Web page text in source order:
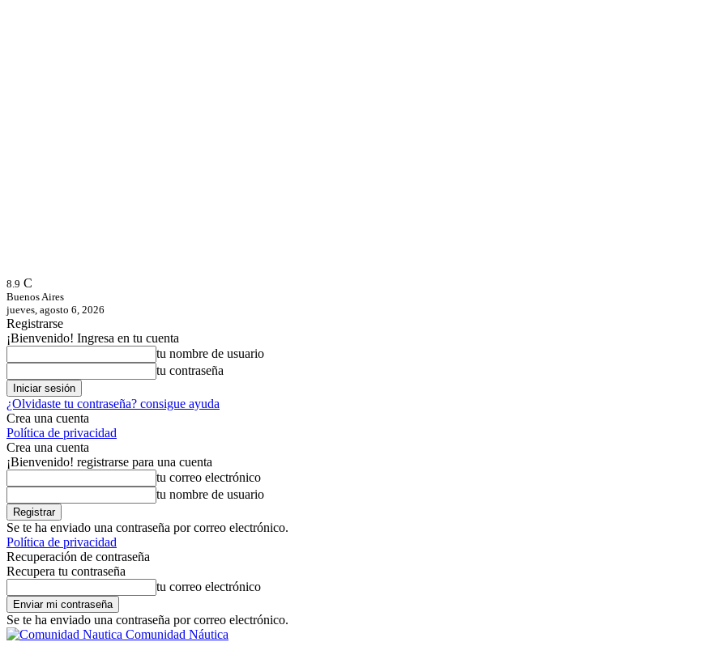
8.9 C
Buenos Aires
jueves, agosto 6, 2026
Registrarse
¡Bienvenido! Ingresa en tu cuenta
tu nombre de usuario
tu contraseña
¿Olvidaste tu contraseña? consigue ayuda
Crea una cuenta
Política de privacidad
Crea una cuenta
¡Bienvenido! registrarse para una cuenta
tu correo electrónico
tu nombre de usuario
Se te ha enviado una contraseña por correo electrónico.
Política de privacidad
Recuperación de contraseña
Recupera tu contraseña
tu correo electrónico
Se te ha enviado una contraseña por correo electrónico.
Comunidad Náutica